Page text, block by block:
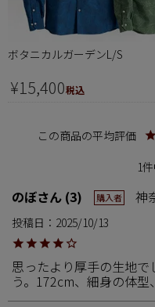
ボタニカルガーデンL/S
¥15,400税込
1
のぼ 3 購入者 神
投稿日 2025/10/13
思ったより厚手の生地
う。172cm、細身の体型